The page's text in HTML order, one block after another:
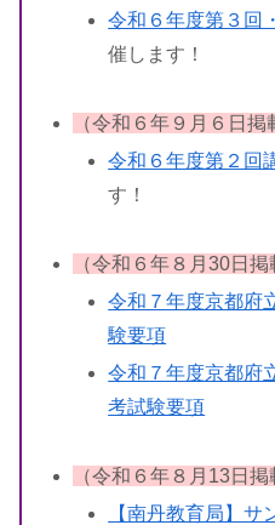
令和６年度第３回
催します！
（令和６年９月６日掲
令和６年度第２回
す！
（令和６年８月30日掲
令和７年度京都府
験要項
令和７年度京都府
考試験要項
（令和６年８月13日掲
【南丹教育局】サ